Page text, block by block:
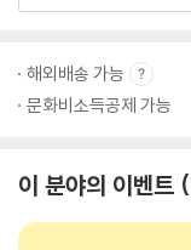
해외배송 가능
문화비소득공제 가능
이 분야의 이벤트